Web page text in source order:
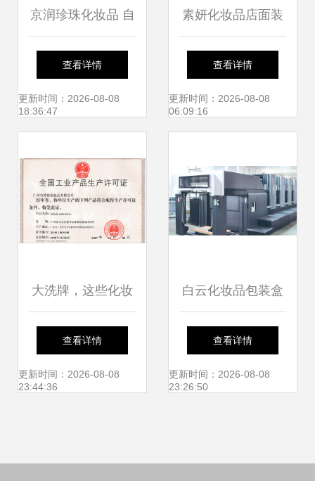
京润珍珠化妆品 自
然与科技的融合之
美
查看详情
更新时间：2026-08-08
18:36:47
素妍化妆品店面装
修与新上市的珠宝
首饰系列呈现
查看详情
更新时间：2026-08-08
06:09:16
大洗牌，这些化妆
品工厂已注销
查看详情
更新时间：2026-08-08
23:44:36
白云化妆品包装盒
厂的精细化之路 品
质与创新的融合
查看详情
更新时间：2026-08-08
23:26:50